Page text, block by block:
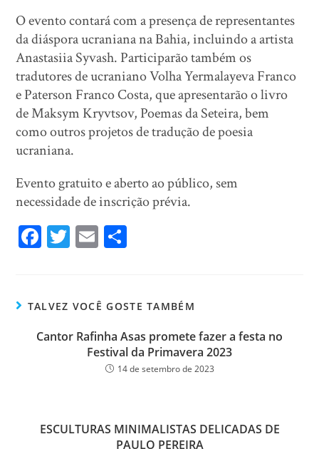
O evento contará com a presença de representantes
da diáspora ucraniana na Bahia, incluindo a artista
Anastasiia Syvash. Participarão também os
tradutores de ucraniano Volha Yermalayeva Franco
e Paterson Franco Costa, que apresentarão o livro
de Maksym Kryvtsov, Poemas da Seteira, bem
como outros projetos de tradução de poesia
ucraniana.
Evento gratuito e aberto ao público, sem
necessidade de inscrição prévia.
Fa
ok
T
er
E
TALVEZ VOCÊ GOSTE TAMBÉM
Cantor Rafinha Asas promete fazer a festa no
Festival da Primavera 2023
14 de setembro de 2023
ESCULTURAS MINIMALISTAS DELICADAS DE
PAULO PEREIRA